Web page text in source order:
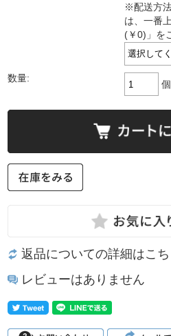
※配送方
は、一番
(￥0)」を
数量:
個
返品についての詳細はこち
レビューはありません